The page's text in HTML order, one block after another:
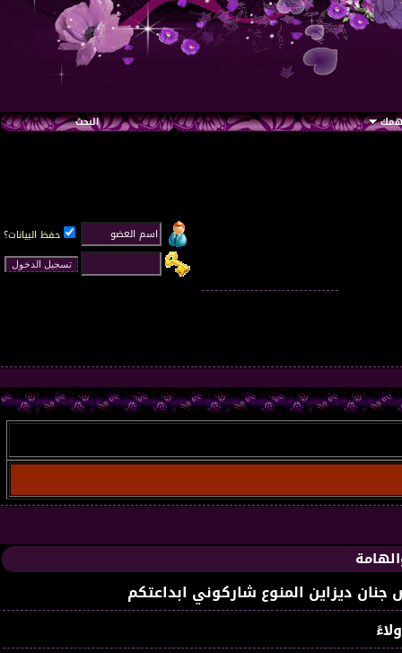
البحث
حفظ البيانات؟
ديزاين المنوع شاركوني ابداعتكم